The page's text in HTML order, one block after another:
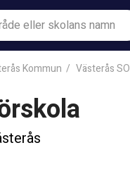
Kommun Västerås SO